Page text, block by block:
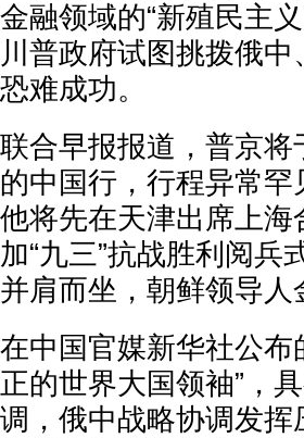
金融领域的“新殖民主
川普政府试图挑拨俄
恐难成功。
联合早报报道，普京
的中国行，行程异常
他将先在天津出席上
加“九三”抗战胜利阅
并肩而坐，朝鲜领导
在中国官媒新华社公布
正的世界大国领袖”，
调，俄中战略协调发